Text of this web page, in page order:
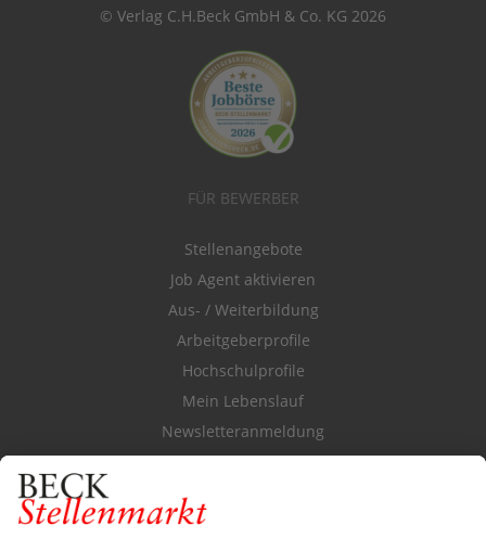
© Verlag C.H.Beck GmbH & Co. KG 2026
FÜR BEWERBER
Stellenangebote
Job Agent aktivieren
Aus- / Weiterbildung
Arbeitgeberprofile
Hochschulprofile
Mein Lebenslauf
Newsletteranmeldung
Durchsuchen Sie den Stellenkatalog
FÜR ARBEITGEBER